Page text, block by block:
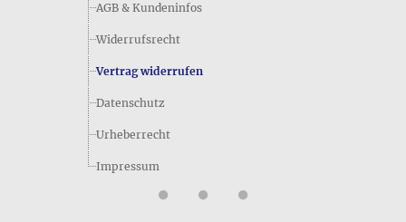
AGB & Kundeninfos
Widerrufsrecht
Vertrag widerrufen
Datenschutz
Urheberrecht
Impressum